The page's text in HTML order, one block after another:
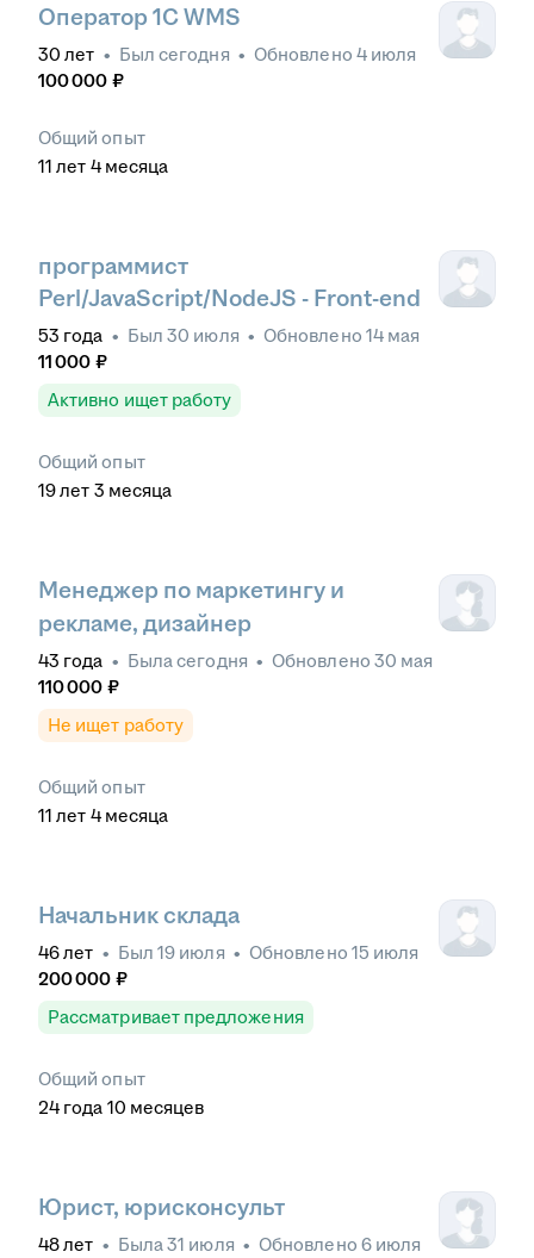
Оператор 1С WMS
30 лет • Был сегодня • Обновлено 4 июля
100 000 ₽
Общий опыт
11 лет 4 месяца
программист
Perl/JavaScript/NodeJS - Front-end
53 года • Был 30 июля • Обновлено 14 мая
11 000 ₽
Активно ищет работу
Общий опыт
19лет 3 месяца
Менеджер по маркетингу и
рекламе, дизайнер
43 года • Быласегодня • Обновлено 30 мая
110 000 ₽
Не ищет работу
Общий опыт
11 лет 4 месяца
Начальник склада
46лет • Был 19 июля • Обновлено 15 июля
200 000 ₽
Рассматривает предложения
Общий опыт
24 года 10 месяцев
Юрист, юрисконсульт
48лет • Была31 июля • Обновлено 6 июля